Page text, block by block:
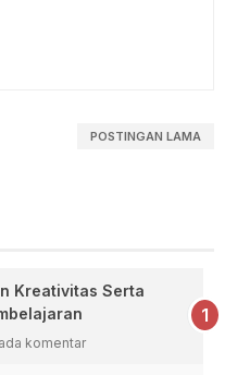
POSTINGAN LAMA
Kreativitas Serta
komentar